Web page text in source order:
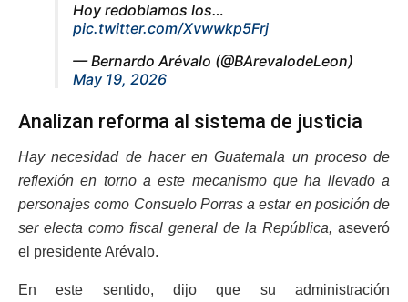
Hoy redoblamos los…
pic.twitter.com/Xvwwkp5Frj
— Bernardo Arévalo (@BArevalodeLeon)
May 19, 2026
Analizan reforma al sistema de justicia
Hay necesidad de hacer en Guatemala un proceso de
reflexión en torno a este mecanismo que ha llevado a
personajes como Consuelo Porras a estar en posición de
ser electa como fiscal general de la República, aseveró
el presidente Arévalo.
En este sentido, dijo que su administración